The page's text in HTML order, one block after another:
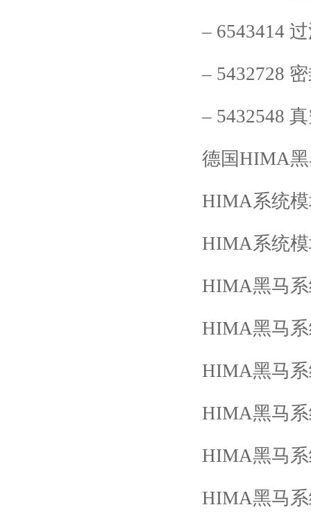
– 6543414
– 5432728
– 5432548
德国HIMA
HIMA系统
HIMA系统
HIMA黑马
HIMA黑马
HIMA黑马
HIMA黑马
HIMA黑马
HIMA黑马